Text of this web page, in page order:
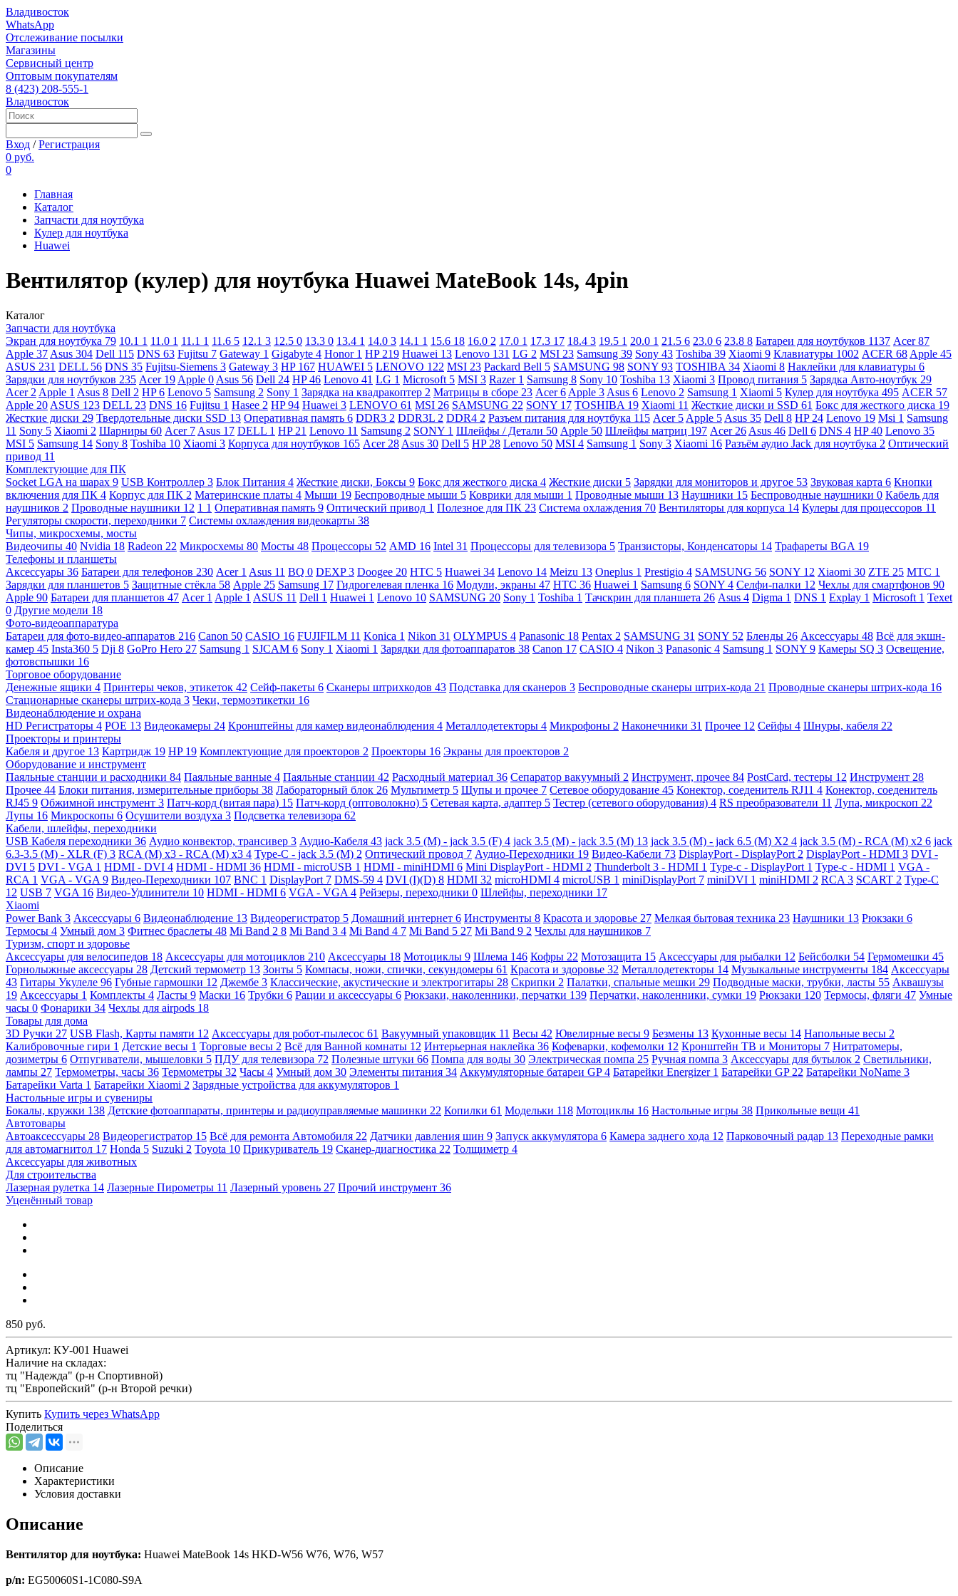
Владивосток
WhatsApp
Отслеживание посылки
Магазины
Сервисный центр
Оптовым покупателям
8 (423) 208-555-1
Владивосток
Вход /Регистрация
0 руб.
0
Главная
Каталог
Запчасти для ноутбука
Кулер для ноутбука
Huawei
Вентилятор (кулер) для ноутбука Huawei MateBook 14s, 4pin
Каталог
Запчасти для ноутбука
Экран для ноутбука 79 10.1 1 11.0 1 11.1 1 11.6 5 12.1 3 12.5 0 13.3 0 13.4 1 14.0 3 14.1 1 15.6 18 16.0 2 17.0 1 17.3 17 18.4 3 19.5 1 20.0 1 21.5 6 23.0 6 23.8 8 Батареи для ноутбуков 1137 Acer87
Apple 37 Asus 304 Dell 115 DNS 63 Fujitsu 7 Gateway 1 Gigabyte 4 Honor 1 HP 219 Huawei 13 Lenovo 131 LG 2 MSI 23 Samsung 39 Sony 43 Toshiba 39 Xiaomi 9 Клавиатуры 1002 ACER 68 Apple 45
ASUS 231 DELL 56 DNS 35 Fujitsu-Siemens 3 Gateway 3 HP 167 HUAWEI 5 LENOVO 122 MSI 23 Packard Bell 5 SAMSUNG 98 SONY 93 TOSHIBA 34 Xiaomi 8 Наклейки для клавиатуры 6
Зарядки для ноутбуков 235 Acer 19 Apple 0 Asus 56 Dell 24 HP46 Lenovo 41 LG 1 Microsoft 5 MSI 3 Razer 1 Samsung 8 Sony 10 Toshiba 13 Xiaomi 3 Провод питания 5 Зарядка Авто-ноутбук 29
Acer 2 Apple 1 Asus 8 Dell 2 HP6 Lenovo 5 Samsung 2 Sony 1 Зарядка на квадракоптер 2 Матрицы в сборе 23 Acer6 Apple 3 Asus 6 Lenovo 2 Samsung 1 Xiaomi 5 Кулер для ноутбука 495 ACER 57
Apple 20 ASUS 123 DELL 23 DNS 16 Fujitsu 1 Hasee 2 HP94 Huawei 3 LENOVO 61 MSI 26 SAMSUNG 22 SONY 17 TOSHIBA 19 Xiaomi 11 Жесткие диски и SSD 61 Бокс для жесткого диска 19
Жесткие диски 29 Твердотельные диски SSD 13 Оперативная память 6 DDR3 2 DDR3L 2 DDR4 2 Разъем питания для ноутбука 115 Acer 5 Apple 5 Asus 35 Dell 8 HP 24 Lenovo 19 Msi 1 Samsung
11 Sony 5 Xiaomi 2 Шарниры 60 Acer 7 Asus 17 DELL 1 HP 21 Lenovo 11 Samsung 2 SONY 1 Шлейфы / Детали 50 Apple 50 Шлейфы матриц 197 Acer 26 Asus 46 Dell 6 DNS 4 HP40 Lenovo 35
MSI 5 Samsung 14 Sony 8 Toshiba 10 Xiaomi 3 Корпуса для ноутбуков 165 Acer 28 Asus 30 Dell 5 HP 28 Lenovo 50 MSI 4 Samsung 1 Sony 3 Xiaomi 16 Разъём аудио Jack для ноутбука 2 Оптический
привод 11
Комплектующие для ПК
Socket LGA на шарах 9 USB Контроллер 3 Блок Питания 4 Жесткие диски, Боксы 9 Бокс для жесткого диска 4 Жесткие диски 5 Зарядки для мониторов и другое 53 Звуковая карта 6 Кнопки
включения для ПК 4 Корпус для ПК 2 Материнские платы 4 Мыши 19 Беспроводные мыши 5 Коврики для мыши 1 Проводные мыши 13 Наушники 15 Беспроводные наушники 0 Кабель для
наушников 2 Проводные наушники 12 1 1 Оперативная память 9 Оптический привод 1 Полезное для ПК 23 Система охлаждения 70 Вентиляторы для корпуса 14 Кулеры для процессоров 11
Регуляторы скорости, переходники 7 Системы охлаждения видеокарты 38
Чипы, микросхемы, мосты
Видеочипы 40 Nvidia 18 Radeon 22 Микросхемы 80 Мосты 48 Процессоры 52 AMD 16 Intel 31 Процессоры для телевизора 5 Транзисторы, Конденсаторы 14 Трафареты BGA 19
Телефоны и планшеты
Аксессуары 36 Батареи для телефонов 230 Acer 1 Asus 11 BQ 0 DEXP3 Doogee 20 HTC 5 Huawei 34 Lenovo 14 Meizu 13 Oneplus 1 Prestigio 4 SAMSUNG 56 SONY 12 Xiaomi 30 ZTE 25 МТС 1
Зарядки для планшетов 5 Защитные стёкла 58 Apple 25 Samsung 17 Гидрогелевая пленка 16 Модули, экраны 47 HTC 36 Huawei 1 Samsung 6 SONY 4 Селфи-палки 12 Чехлы для смартфонов 90
Apple 90 Батареи для планшетов 47 Acer 1 Apple 1 ASUS 11 Dell 1 Huawei 1 Lenovo 10 SAMSUNG 20 Sony 1 Toshiba 1 Тачскрин для планшета 26 Asus 4 Digma 1 DNS 1 Explay 1 Microsoft 1 Texet
0 Другие модели 18
Фото-видеоаппаратура
Батареи для фото-видео-аппаратов 216 Canon 50 CASIO 16 FUJIFILM 11 Konica 1 Nikon 31 OLYMPUS 4 Panasonic 18 Pentax 2 SAMSUNG 31 SONY 52 Бленды 26 Аксессуары 48 Всё для экшн-
камер 45 Insta360 5 Dji 8 GoPro Hero 27 Samsung 1 SJCAM 6 Sony 1 Xiaomi 1 Зарядки для фотоаппаратов 38 Canon 17 CASIO 4 Nikon 3 Panasonic 4 Samsung 1 SONY 9 Камеры SQ 3 Освещение,
фотовспышки 16
Торговое оборудование
Денежные ящики 4 Принтеры чеков, этикеток 42 Сейф-пакеты 6 Сканеры штрихкодов 43 Подставка для сканеров 3 Беспроводные сканеры штрих-кода 21 Проводные сканеры штрих-кода 16
Стационарные сканеры штрих-кода 3 Чеки, термоэтикетки 16
Видеонаблюдение и охрана
HD Регистраторы 4 POE 13 Видеокамеры 24 Кронштейны для камер видеонаблюдения 4 Металлодетекторы 4 Микрофоны 2 Наконечники 31 Прочее 12 Сейфы 4 Шнуры, кабеля 22
Проекторы и принтеры
Кабеля и другое 13 Картридж 19 HP 19 Комплектующие для проекторов 2 Проекторы 16 Экраны для проекторов 2
Оборудование и инструмент
Паяльные станции и расходники 84 Паяльные ванные 4 Паяльные станции 42 Расходный материал 36 Сепаратор вакуумный 2 Инструмент, прочее 84 PostCard, тестеры 12 Инструмент 28
Прочее 44 Блоки питания, измерительные приборы 38 Лабораторный блок 26 Мультиметр 5 Щупы и прочее 7 Сетевое оборудование 45 Конектор, соеденитель RJ11 4 Конектор, соеденитель
RJ45 9 Обжимной инструмент 3 Патч-корд (витая пара) 15 Патч-корд (оптоволокно) 5 Сетевая карта, адаптер 5 Тестер (сетевого оборудования) 4 RS преобразователи 11 Лупа, микроскоп 22
Лупы 16 Микроскопы 6 Осушители воздуха 3 Подсветка телевизора 62
Кабели, шлейфы, переходники
USB Кабеля переходники 36 Аудио конвектор, трансивер 3 Аудио-Кабеля 43 jack 3.5 (M) - jack 3.5 (F) 4 jack 3.5 (M) - jack 3.5 (M) 13 jack 3.5 (M) - jack 6.5 (M) X2 4 jack 3.5 (M) - RCA (M) x2 6 jack
6.3-3.5 (M) - XLR (F) 3 RCA (M) x3 - RCA (M) x3 4 Type-C - jack 3.5 (M) 2 Оптический провод 7 Аудио-Переходники 19 Видео-Кабели 73 DisplayPort - DisplayPort 2 DisplayPort - HDMI 3 DVI -
DVI 5 DVI - VGA 1 HDMI - DVI 4 HDMI - HDMI 36 HDMI - microUSB 1 HDMI - miniHDMI 6 Mini DisplayPort - HDMI 2 Thunderbolt 3 - HDMI 1 Type-c - DisplayPort 1 Type-c - HDMI 1 VGA -
RCA 1 VGA - VGA 9 Видео-Переходники 107 BNC 1 DisplayPort 7 DMS-59 4 DVI (I)(D) 8 HDMI 32 microHDMI 4 microUSB 1 miniDisplayPort 7 miniDVI 1 miniHDMI 2 RCA 3 SCART 2 Type-C
12 USB 7 VGA 16 Видео-Удлинители 10 HDMI - HDMI 6 VGA - VGA 4 Рейзеры, переходники 0 Шлейфы, переходники 17
Xiaomi
Power Bank 3 Аксессуары 6 Видеонаблюдение 13 Видеорегистратор 5 Домашний интернет 6 Инструменты 8 Красота и здоровье 27 Мелкая бытовая техника 23 Наушники 13 Рюкзаки 6
Термосы 4 Умный дом 3 Фитнес браслеты 48 Mi Band 2 8 Mi Band 3 4 Mi Band 4 7 Mi Band 5 27 Mi Band 9 2 Чехлы для наушников 7
Туризм, спорт и здоровье
Аксессуары для велосипедов 18 Аксессуары для мотоциклов 210 Аксессуары 18 Мотоциклы 9 Шлема 146 Кофры 22 Мотозащита 15 Аксессуары для рыбалки 12 Бейсболки 54 Гермомешки 45
Горнолыжные аксессуары 28 Детский термометр 13 Зонты 5 Компасы, ножи, спички, секундомеры 61 Красота и здоровье 32 Металлодетекторы 14 Музыкальные инструменты 184 Аксессуары
43 Гитары Укулеле 96 Губные гармошки 12 Джембе 3 Классические, акустические и электрогитары 28 Скрипки 2 Палатки, спальные мешки 29 Подводные маски, трубки, ласты 55 Аквашузы
19 Аксессуары 1 Комплекты 4 Ласты 9 Маски 16 Трубки 6 Рации и аксессуары 6 Рюкзаки, наколенники, перчатки 139 Перчатки, наколенники, сумки 19 Рюкзаки 120 Термосы, фляги 47 Умные
часы 0 Фонарики 34 Чехлы для airpods 18
Товары для дома
3D Ручки 27 USB Flash, Карты памяти 12 Аксессуары для робот-пылесос 61 Вакуумный упаковщик 11 Весы 42 Ювелирные весы 9 Безмены 13 Кухонные весы 14 Напольные весы 2
Калибровочные гири 1 Детские весы 1 Торговые весы 2 Всё для Ванной комнаты 12 Интерьерная наклейка 36 Кофеварки, кофемолки 12 Кронштейн ТВ и Мониторы 7 Нитратомеры,
дозиметры 6 Отпугиватели, мышеловки 5 ПДУ для телевизора 72 Полезные штуки 66 Помпа для воды 30 Электрическая помпа 25 Ручная помпа 3 Аксессуары для бутылок 2 Светильники,
лампы 27 Термометры, часы 36 Термометры 32 Часы 4 Умный дом 30 Элементы питания 34 Аккумуляторные батареи GP4 Батарейки Energizer 1 Батарейки GP 22 Батарейки NoName 3
Батарейки Varta 1 Батарейки Xiaomi 2 Зарядные устройства для аккумуляторов 1
Настольные игры и сувениры
Бокалы, кружки 138 Детские фотоаппараты, принтеры и радиоуправляемые машинки 22 Копилки 61 Модельки 118 Мотоциклы 16 Настольные игры 38 Прикольные вещи 41
Автотовары
Автоаксессуары 28 Видеорегистратор 15 Всё для ремонта Автомобиля 22 Датчики давления шин 9 Запуск аккумулятора 6 Камера заднего хода 12 Парковочный радар 13 Переходные рамки
для автомагнитол 17 Honda 5 Suzuki 2 Toyota 10 Прикуриватель 19 Сканер-диагностика 22 Толщиметр 4
Аксессуары для животных
Для строительства
Лазерная рулетка 14 Лазерные Пирометры 11 Лазерный уровень 27 Прочий инструмент 36
Уценённый товар
850 руб.
Артикул: КУ-001 Huawei
Наличие на складах:
тц "Надежда" (р-н Спортивной)
тц "Европейский" (р-н Второй речки)
Купить Купить через WhatsApp
Поделиться
Описание
Характеристики
Условия доставки
Описание
Вентилятор для ноутбука: Huawei MateBook 14s HKD-W56 W76, W76, W57
p/n: EG50060S1-1C080-S9A